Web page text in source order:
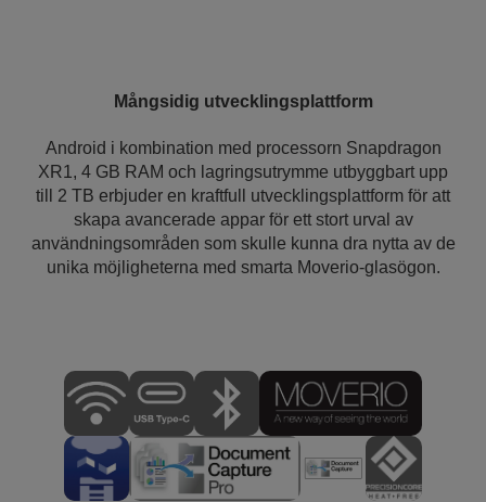
Mångsidig utvecklingsplattform
Android i kombination med processorn Snapdragon
XR1, 4 GB RAM och lagringsutrymme utbyggbart upp
till 2 TB erbjuder en kraftfull utvecklingsplattform för att
skapa avancerade appar för ett stort urval av
användningsområden som skulle kunna dra nytta av de
unika möjligheterna med smarta Moverio-glasögon.